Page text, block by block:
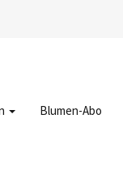
Blumen-Abo